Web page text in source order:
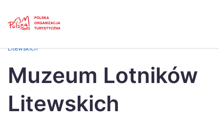
Česká
Dansk
Litewskich
Muzeum Lotników
Litewskich